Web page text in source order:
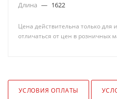
Длина — 1622
Цена действительна только для
отличаться от цен в розничных
УСЛОВИЯ ОПЛАТЫ